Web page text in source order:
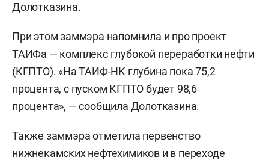
Долотказина.
При этом заммэра напомнила и про проект
ТАИФа — комплекс глубокой переработки нефти
(КГПТО). «На ТАИФ-НК глубина пока 75,2
процента, с пуском КГПТО будет 98,6
процента», — сообщила Долотказина.
Также заммэра отметила первенство
нижнекамских нефтехимиков и в переходе